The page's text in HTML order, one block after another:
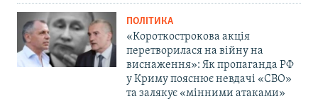
ПОЛІТИКА
«Короткострокова акція
перетворилася на війну на
виснаження»: Як пропаганда РФ
у Криму пояснює невдачі «СВО»
та залякує «мінними атаками»